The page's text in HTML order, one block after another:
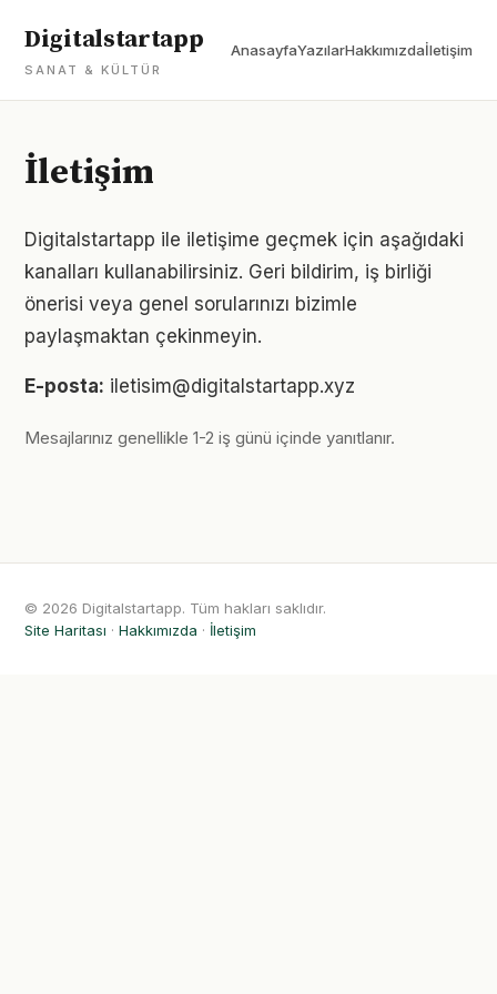
Digitalstartapp
SANAT & KÜLTÜR
AnasayfaYazılarHakkımızdaİletişim
İletişim
Digitalstartapp ile iletişime geçmek için aşağıdaki
kanalları kullanabilirsiniz. Geri bildirim, iş birliği
önerisi veya genel sorularınızı bizimle
paylaşmaktan çekinmeyin.
E-posta: iletisim@digitalstartapp.xyz
Mesajlarınız genellikle 1-2 iş günü içinde yanıtlanır.
© 2026 Digitalstartapp. Tüm hakları saklıdır.
Site Haritası · Hakkımızda · İletişim